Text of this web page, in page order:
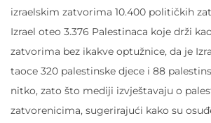
izraelskim zatvorima 10.400 političkih
Izrael oteo 3.376 Palestinaca koje drži
zatvorima bez ikakve optužnice, da je
taoce 320 palestinske djece i 88
nitko, zato što mediji izvještavaju o
zatvorenicima, sugerirajući kako su